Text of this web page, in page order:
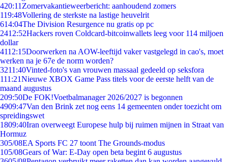
420:11 Zomervakantieweerbericht: aanhoudend zomers
119:48Vollering de sterkste na lastige heuvelrit
614:04The Division Resurgence nu gratis op pc
2412:52Hackers roven Coldcard-bitcoinwallets leeg voor 114 miljoen
dollar
4112:15Doorwerken na AOW-leeftijd vaker vastgelegd in cao's, moet
werken na je 67e de norm worden?
3211:40Vinted-foto's van vrouwen massaal gedeeld op seksfora
111:21Nieuwe XBOX Game Pass titels voor de eerste helft van de
maand augustus
209:50De FOK!Voetbalmanager 2026/2027 is begonnen
4909:47Van den Brink zet nog eens 14 gemeenten onder toezicht om
spreidingswet
1809:40Iran overweegt Europese hulp bij ruimen mijnen in Straat van
Hormuz
305/08EA Sports FC 27 toont The Grounds-modus
105/08Gears of War: E-Day open beta begint 6 augustus